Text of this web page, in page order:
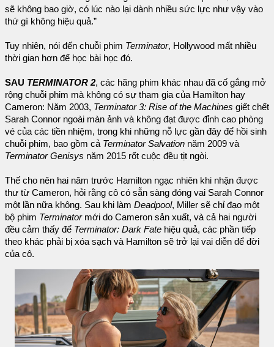
sẽ không bao giờ, có lúc nào lại dành nhiều sức lực như vậy vào
thứ gì không hiệu quả.”
Tuy nhiên, nói đến chuỗi phim Terminator, Hollywood mất nhiều
thời gian hơn để học bài học đó.
SAU TERMINATOR 2, các hãng phim khác nhau đã cố gắng mở
rộng chuỗi phim mà không có sự tham gia của Hamilton hay
Cameron: Năm 2003, Terminator 3: Rise of the Machines giết chết
Sarah Connor ngoài màn ảnh và không đạt được đỉnh cao phòng
vé của các tiền nhiệm, trong khi những nỗ lực gần đây để hồi sinh
chuỗi phim, bao gồm cả Terminator Salvation năm 2009 và
Terminator Genisys năm 2015 rốt cuộc đều tịt ngòi.
Thế cho nên hai năm trước Hamilton ngạc nhiên khi nhận được
thư từ Cameron, hỏi rằng cô có sẵn sàng đóng vai Sarah Connor
một lần nữa không. Sau khi làm Deadpool, Miller sẽ chỉ đạo một
bộ phim Terminator mới do Cameron sản xuất, và cả hai người
đều cảm thấy để Terminator: Dark Fate hiệu quả, các phần tiếp
theo khác phải bị xóa sạch và Hamilton sẽ trở lại vai diễn để đời
của cô.